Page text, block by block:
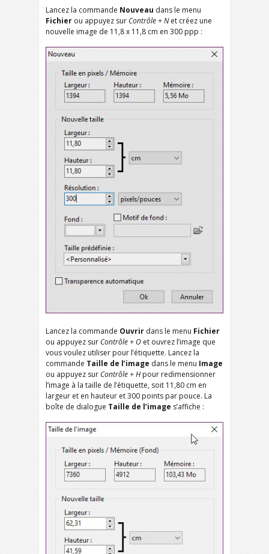
Lancez la commande Nouveau dans le menu
Fichier ou appuyez sur Contrôle + Net créez une
nouvelle image de 11,8 x 11,8 cm en 300 ppp :
Lancez la commande Ouvrir dans le menu Fichier
ou appuyez sur Contrôle + O et ouvrez l’image que
vous voulez utiliser pour l’étiquette. Lancez la
commande Taille de l’image dans le menu Image
ou appuyez sur Contrôle + H pour redimensionner
l’image à la taille de l’étiquette, soit 11,80 cm en
largeur et en hauteur et 300 points par pouce. La
boîte de dialogue Taille de l’image s’affiche :